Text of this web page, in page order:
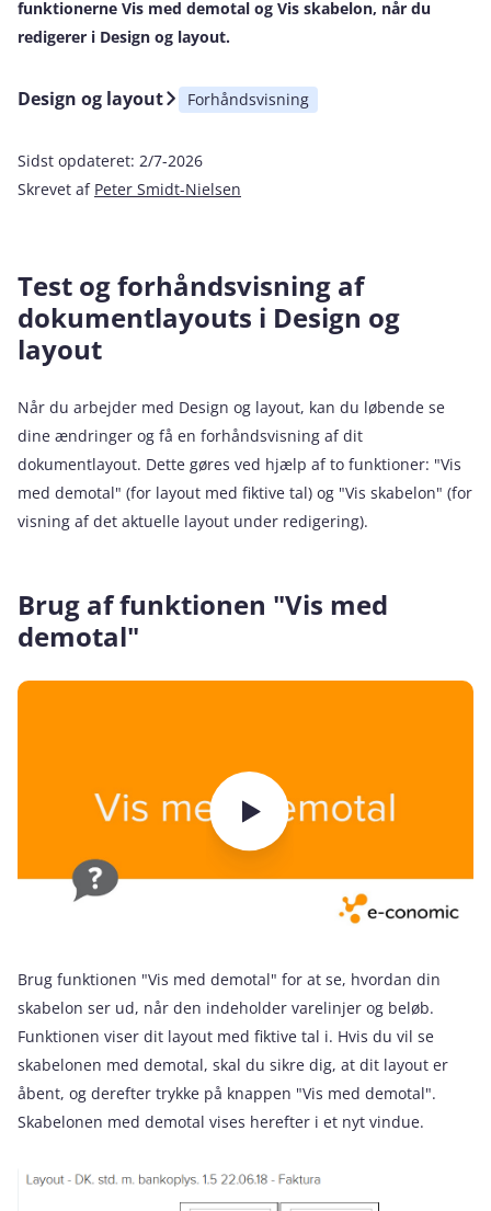
funktionerne Vis med demotal og Vis skabelon, når du
redigerer i Design og layout.
Design og layout Forhåndsvisning
Sidst opdateret: 2/7-2026
Skrevet af Peter Smidt-Nielsen
Test og forhåndsvisning af
dokumentlayouts i Design og
layout
Når du arbejder med Design og layout, kan du løbende se
dine ændringer og få en forhåndsvisning af dit
dokumentlayout. Dette gøres ved hjælp af to funktioner: "Vis
med demotal" (for layout med fiktive tal) og "Vis skabelon" (for
visning af det aktuelle layout under redigering).
Brug af funktionen "Vis med
demotal"
Brug funktionen "Vis med demotal" for at se, hvordan din
skabelon ser ud, når den indeholder varelinjer og beløb.
Funktionen viser dit layout med fiktive tal i. Hvis du vil se
skabelonen med demotal, skal du sikre dig, at dit layout er
åbent, og derefter trykke på knappen "Vis med demotal".
Skabelonen med demotal vises herefter i et nyt vindue.